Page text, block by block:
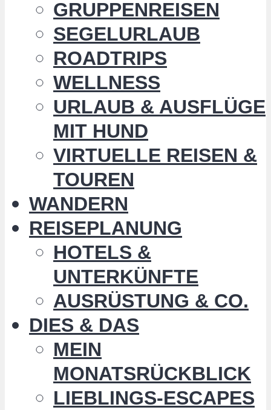
GRUPPENREISEN
SEGELURLAUB
ROADTRIPS
WELLNESS
URLAUB & AUSFLÜGE
MIT HUND
VIRTUELLE REISEN &
TOUREN
WANDERN
REISEPLANUNG
HOTELS &
UNTERKÜNFTE
AUSRÜSTUNG & CO.
DIES & DAS
MEIN
MONATSRÜCKBLICK
LIEBLINGS-ESCAPES